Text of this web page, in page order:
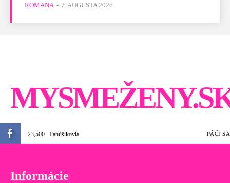
ROMANA - 7. AUGUSTA 2026
23,500 Fanúšikovia PÁČI SA
Informácie